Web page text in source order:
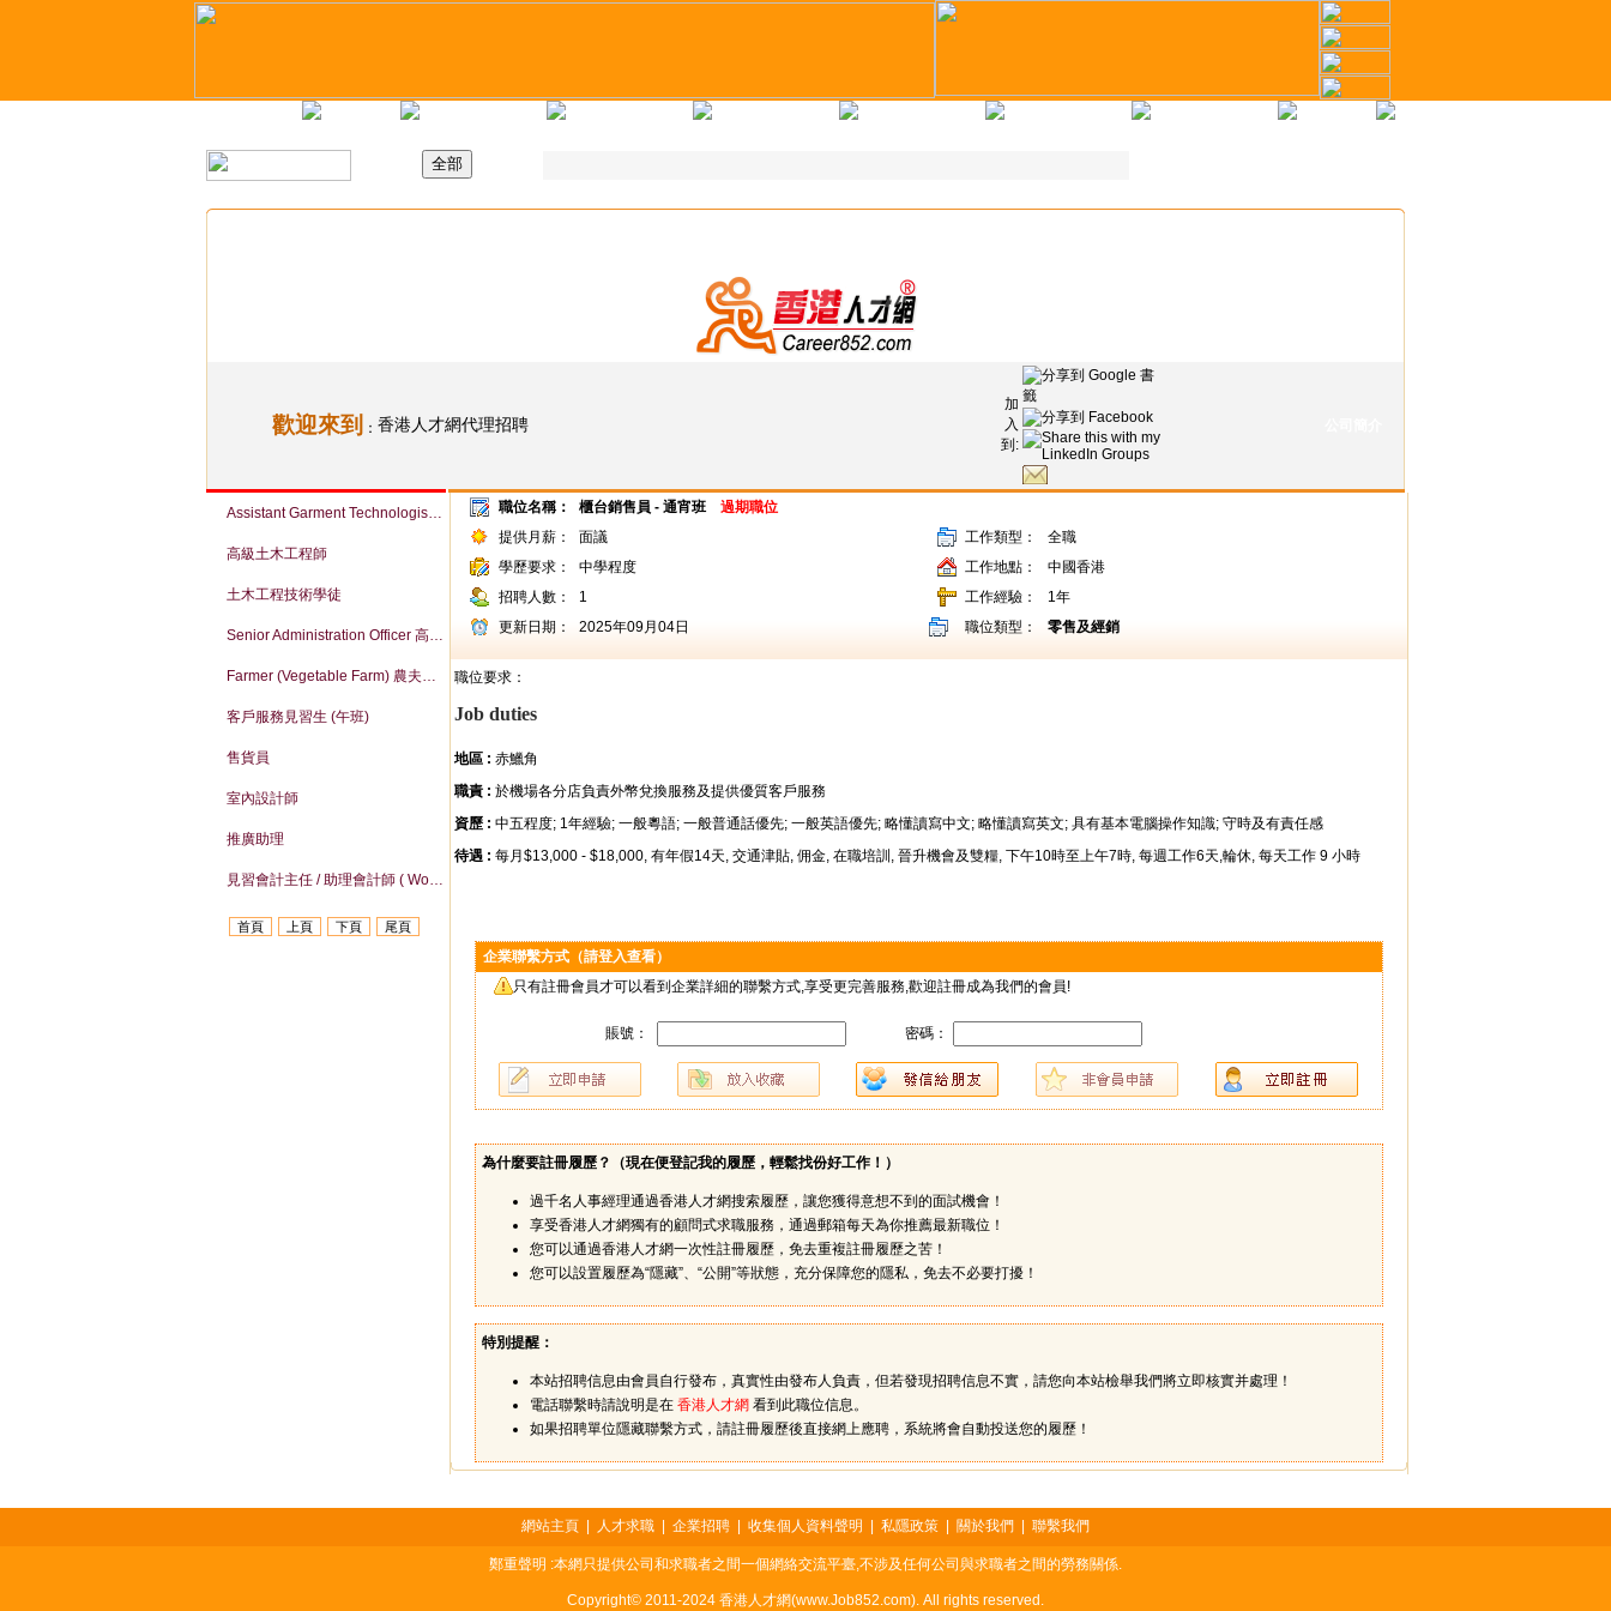
歡迎來到 ： 香港人才網代理招聘
加
入
到:
Assistant Garment Technologist (Woven / Knit) (Ref # 063941)
高級土木工程師
土木工程技術學徒
Senior Administration Officer 高級行政主任
Farmer (Vegetable Farm) 農夫（菜組）
客戶服務見習生 (午班)
售貨員
室內設計師
推廣助理
見習會計主任 / 助理會計師 ( Work-life balance )
首頁 上頁 下頁 尾頁
職位名稱： 櫃台銷售員 - 通宵班
過期職位
提供月薪：
面議 工作類型：
全職
學歷要求：
中學程度 工作地點：
中國香港
招聘人數：
1 工作經驗：
1年
更新日期：
2025年09月04日 職位類型： 零售及經銷
職位要求：
Job duties
地區 : 赤鱲角
職責 : 於機場各分店負責外幣兌換服務及提供優質客戶服務
資歷 : 中五程度; 1年經驗; 一般粵語; 一般普通話優先; 一般英語優先; 略懂讀寫中文; 略懂讀寫英文; 具有基本電腦操作知識; 守時及有責任感
待遇 : 每月$13,000 - $18,000, 有年假14天, 交通津貼, 佣金, 在職培訓, 晉升機會及雙糧, 下午10時至上午7時, 每週工作6天,輪休, 每天工作 9 小時
企業聯繫方式（請登入查看）
只有註冊會員才可以看到企業詳細的聯繫方式,享受更完善服務,歡迎註冊成為我們的會員!
賬號： 密碼：
為什麼要註冊履歷？（現在便登記我的履歷，輕鬆找份好工作！ ）
過千名人事經理通過香港人才網搜索履歷，讓您獲得意想不到的面試機會！
享受香港人才網獨有的顧問式求職服務，通過郵箱每天為你推薦最新職位！
您可以通過香港人才網一次性註冊履歷，免去重複註冊履歷之苦！
您可以設置履歷為“隱藏”、“公開”等狀態，充分保障您的隱私，免去不必要打擾！
特別提醒：
本站招聘信息由會員自行發布，真實性由發布人負責，但若發現招聘信息不實，請您向本站檢舉我們將立即核實并處理！
電話聯繫時請說明是在 香港人才網 看到此職位信息。
如果招聘單位隱藏聯繫方式，請註冊履歷後直接網上應聘，系統將會自動投送您的履歷！
網站主頁 人才求職 企業招聘 收集個人資料聲明 私隱政策 關於我們 聯繫我們
鄭重聲明 :本網只提供公司和求職者之間一個網絡交流平臺,不涉及任何公司與求職者之間的勞務關係.
Copyright© 2011-2024 香港人才網(www.Job852.com). All rights reserved.